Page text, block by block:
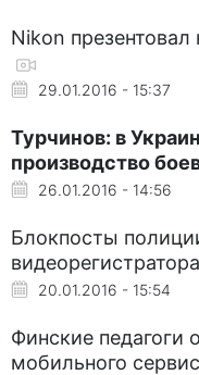
Nikon
29.01.2016 - 15:37
Турчинов: в
производство
26.01.2016 - 14:56
Блокпосты
20.01.2016 - 15:54
Финские педагоги
мобильного